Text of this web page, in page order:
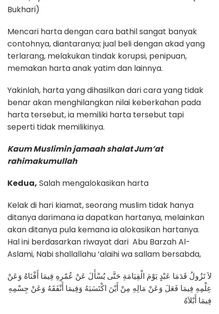
Bukhari)
Mencari harta dengan cara bathil sangat banyak
contohnya, diantaranya; jual beli dengan akad yang
terlarang, melakukan tindak korupsi, penipuan,
memakan harta anak yatim dan lainnya.
Yakinlah, harta yang dihasilkan dari cara yang tidak
benar akan menghilangkan nilai keberkahan pada
harta tersebut, ia memiliki harta tersebut tapi
seperti tidak memilikinya.
Kaum Muslimin jamaah shalat Jum’at
rahimakumullah
Kedua, Salah mengalokasikan harta
Kelak di hari kiamat, seorang muslim tidak hanya
ditanya darimana ia dapatkan hartanya, melainkan
akan ditanya pula kemana ia alokasikan hartanya.
Hal ini berdasarkan riwayat dari Abu Barzah Al-
Aslami, Nabi shallallahu ‘alaihi wa sallam bersabda,
لاَ تَزُولُ قَدَمَا عَبْدٍ يَوْمَ الْقِيَامَةِ حَتَّى يُسْأَلَ عَنْ عُمْرِهِ فِيمَا أَفْنَاهُ وَعَنْ
عِلْمِهِ فِيمَا فَعَلَ وَعَنْ مَالِهِ مِنْ أَيْنَ اكْتَسَبَهُ وَفِيمَا أَنْفَقَهُ وَعَنْ جِسْمِهِ
فِيمَا أَبْلاَهُ